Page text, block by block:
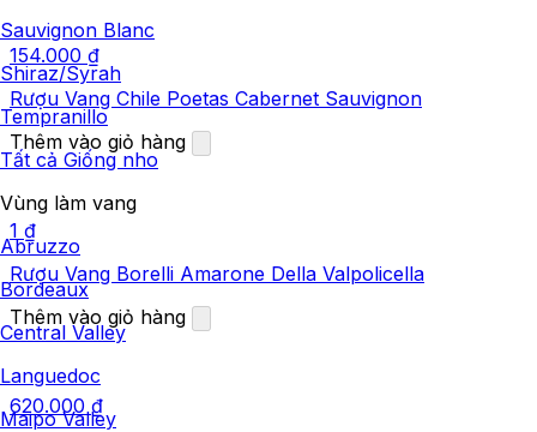
Sauvignon Blanc
Shiraz/Syrah
Tempranillo
Tất cả Giống nho
Vùng làm vang
Abruzzo
Bordeaux
Central Valley
Languedoc
Maipo Valley
154.000 ₫
Rượu Vang Chile Poetas Cabernet Sauvignon
Thêm vào giỏ hàng
1 ₫
Rượu Vang Borelli Amarone Della Valpolicella
Thêm vào giỏ hàng
620.000₫